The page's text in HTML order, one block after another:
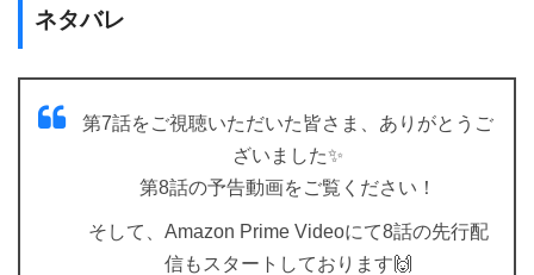
ネタバレ
第7話をご視聴いただいた皆さま、ありがとうご
ざいました✨
第8話の予告動画をご覧ください！
そして、Amazon Prime Videoにて8話の先行配
信もスタートしております🙌